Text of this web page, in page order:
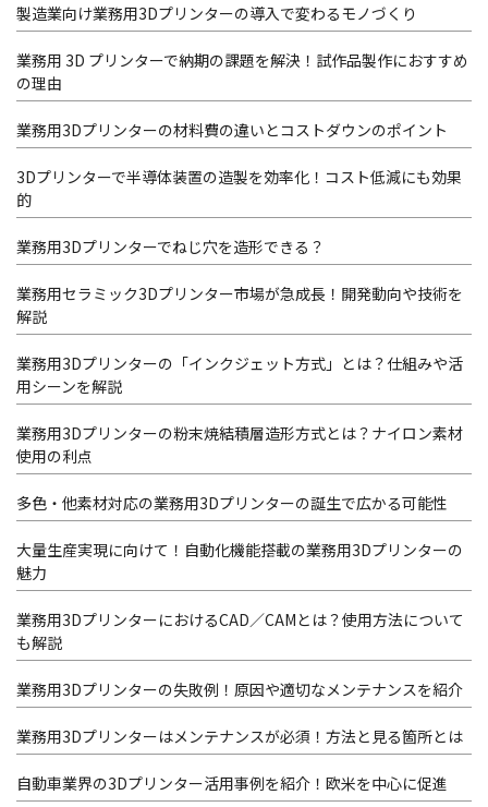
製造業向け業務用3Dプリンターの導入で変わるモノづくり
業務用 3D プリンターで納期の課題を解決！試作品製作におすすめ
の理由
業務用3Dプリンターの材料費の違いとコストダウンのポイント
3Dプリンターで半導体装置の造製を効率化！コスト低減にも効果
的
業務用3Dプリンターでねじ穴を造形できる？
業務用セラミック3Dプリンター市場が急成長！開発動向や技術を
解説
業務用3Dプリンターの「インクジェット方式」とは？仕組みや活
用シーンを解説
業務用3Dプリンターの粉末焼結積層造形方式とは？ナイロン素材
使用の利点
多色・他素材対応の業務用3Dプリンターの誕生で広かる可能性
大量生産実現に向けて！自動化機能搭載の業務用3Dプリンターの
魅力
業務用3DプリンターにおけるCAD／CAMとは？使用方法について
も解説
業務用3Dプリンターの失敗例！原因や適切なメンテナンスを紹介
業務用3Dプリンターはメンテナンスが必須！方法と見る箇所とは
自動車業界の3Dプリンター活用事例を紹介！欧米を中心に促進